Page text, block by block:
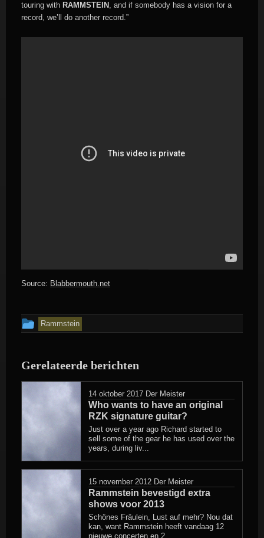
touring with RAMMSTEIN , and if somebody has a vision for a
record, we’ll do another record.”
Source: Blabbermouth.net
Dit
geplaatst
Rammstein
Gerelateerde berichten
14 oktober 2017 Der Meister
Who wants to have an original
RZK signature guitar?
Just over a year ago Richard started to
sell some of the gear he has used over the
years, during liv...
15 november 2012 Der Meister
Rammstein bevestigd extra
shows voor 2013
Schönes Fräulein, Lust auf mehr? Nou dat
kan, want Rammstein heeft vandaag 12
nieuwe concerten en 2...